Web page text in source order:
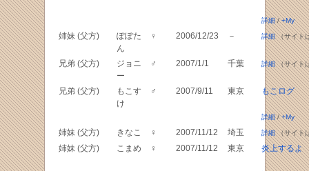
詳細/+My
姉妹 (父方)
ぽぽた
ん
♀ 2006/12/23 － 詳細（サイト
兄弟 (父方)
ジョニ
ー
♂ 2007/1/1 千葉 詳細（サイト
兄弟 (父方)
もこす
け
♂ 2007/9/11 東京 もこログ
詳細/+My
姉妹 (父方) きなこ ♀ 2007/11/12 埼玉 詳細（サイト
姉妹 (父方) こまめ ♀ 2007/11/12 東京 炎上するよ